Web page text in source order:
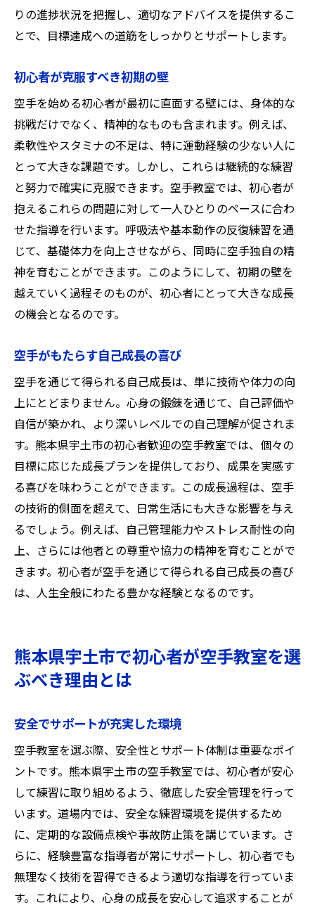
りの進捗状況を把握し、適切なアドバイスを提供するこ
とで、目標達成への道筋をしっかりとサポートします。
初心者が克服すべき初期の壁
空手を始める初心者が最初に直面する壁には、身体的な
挑戦だけでなく、精神的なものも含まれます。例えば、
柔軟性やスタミナの不足は、特に運動経験の少ない人に
とって大きな課題です。しかし、これらは継続的な練習
と努力で確実に克服できます。空手教室では、初心者が
抱えるこれらの問題に対して一人ひとりのペースに合わ
せた指導を行います。呼吸法や基本動作の反復練習を通
じて、基礎体力を向上させながら、同時に空手独自の精
神を育むことができます。このようにして、初期の壁を
越えていく過程そのものが、初心者にとって大きな成長
の機会となるのです。
空手がもたらす自己成長の喜び
空手を通じて得られる自己成長は、単に技術や体力の向
上にとどまりません。心身の鍛錬を通じて、自己評価や
自信が築かれ、より深いレベルでの自己理解が促されま
す。熊本県宇土市の初心者歓迎の空手教室では、個々の
目標に応じた成長プランを提供しており、成果を実感す
る喜びを味わうことができます。この成長過程は、空手
の技術的側面を超えて、日常生活にも大きな影響を与え
るでしょう。例えば、自己管理能力やストレス耐性の向
上、さらには他者との尊重や協力の精神を育むことがで
きます。初心者が空手を通じて得られる自己成長の喜び
は、人生全般にわたる豊かな経験となるのです。
熊本県宇土市で初心者が空手教室を選
ぶべき理由とは
安全でサポートが充実した環境
空手教室を選ぶ際、安全性とサポート体制は重要なポイ
ントです。熊本県宇土市の空手教室では、初心者が安心
して練習に取り組めるよう、徹底した安全管理を行って
います。道場内では、安全な練習環境を提供するため
に、定期的な設備点検や事故防止策を講じています。さ
らに、経験豊富な指導者が常にサポートし、初心者でも
無理なく技術を習得できるよう適切な指導を行っていま
す。これにより、心身の成長を安心して追求することが